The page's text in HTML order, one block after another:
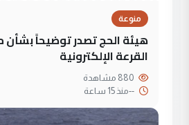
منوعة
هيئة الحج تصدر توضيحاً بشأن
القرعة الإلكترونية
--منذ 15 ساعة